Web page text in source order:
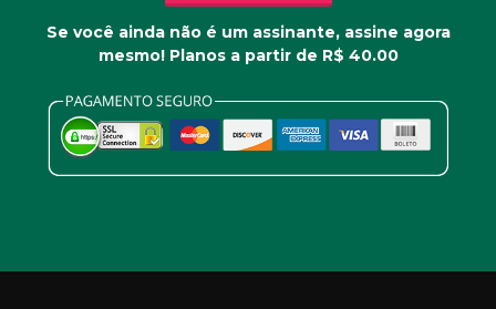
Se você ainda não é um assinante, assine agora
mesmo! Planos a partir de R$ 40.00